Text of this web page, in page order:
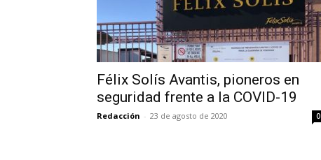
Mancha
Félix Solís Avantis, pioneros en
seguridad frente a la COVID-19
Redacción - 23 de agosto de 2020 0